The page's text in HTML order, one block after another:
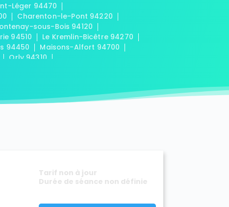
Léger 94470
Charenton-le-Pont 94220
sous-Bois 94120
94510
Le Kremlin-Bicêtre 94270
94450
Maisons-Alfort 94700
Orly 94310
Tarif non à jour
Durée de séance non définie